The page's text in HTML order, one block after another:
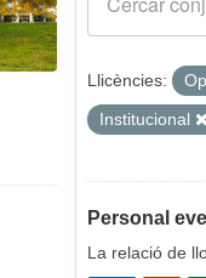
Llicències:
Institucional
Personal
La relació de